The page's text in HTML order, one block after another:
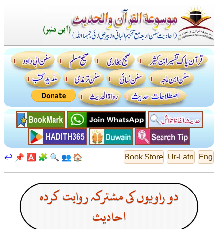
Eng
Ur-Latn
Book Store
🏠
👥
🔍
🧩
🅰️
📌
↩️
دو راویوں کی مشترکہ روایت کردہ
احادیث